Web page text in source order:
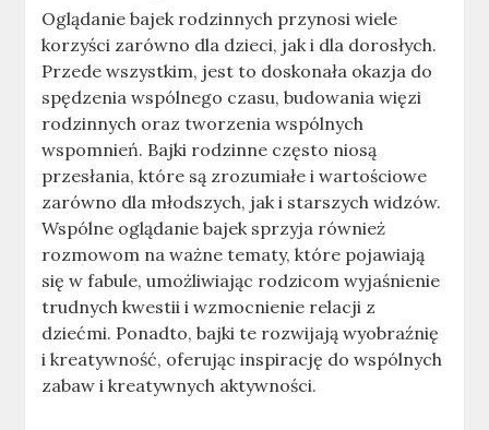
Oglądanie bajek rodzinnych przynosi wiele
korzyści zarówno dla dzieci, jak i dla dorosłych.
Przede wszystkim, jest to doskonała okazja do
spędzenia wspólnego czasu, budowania więzi
rodzinnych oraz tworzenia wspólnych
wspomnień. Bajki rodzinne często niosą
przesłania, które są zrozumiałe i wartościowe
zarówno dla młodszych, jak i starszych widzów.
Wspólne oglądanie bajek sprzyja również
rozmowom na ważne tematy, które pojawiają
się w fabule, umożliwiając rodzicom wyjaśnienie
trudnych kwestii i wzmocnienie relacji z
dziećmi. Ponadto, bajki te rozwijają wyobraźnię
i kreatywność, oferując inspirację do wspólnych
zabaw i kreatywnych aktywności.